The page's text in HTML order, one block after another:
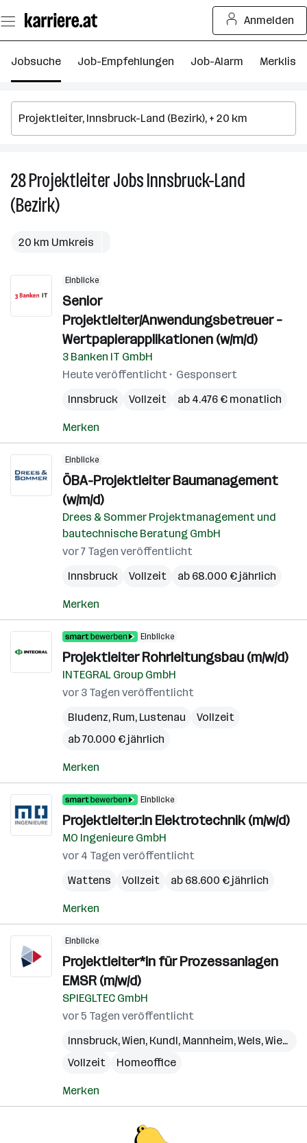
Seiteninhalt
springen
Anmelden
Jobsuche Job-Empfehlungen Job-Alarm Merkliste
28ProjektleiterJobsInnsbruck-Land
(Bezirk)
20 km Umkreis
Einblicke
Senior
Projektleiter/Anwendungsbetreuer –
Wertpapierapplikationen (w/m/d)
3 Banken IT GmbH
Heute veröffentlicht
Gesponsert
Innsbruck
Vollzeit ab 4.476 € monatlich
Merken
Einblicke
ÖBA-Projektleiter Baumanagement
(w/m/d)
Drees & Sommer Projektmanagement und
bautechnische Beratung GmbH
vor 7 Tagen veröffentlicht
Innsbruck
Vollzeit ab 68.000 € jährlich
Merken
Einblicke
Projektleiter Rohrleitungsbau (m/w/d)
INTEGRAL Group GmbH
vor 3 Tagen veröffentlicht
Bludenz, Rum, Lustenau
Vollzeit
ab 70.000 € jährlich
Merken
Einblicke
Projektleiter:in Elektrotechnik (m/w/d)
MO Ingenieure GmbH
vor 4 Tagen veröffentlicht
Wattens
Vollzeit ab 68.600 € jährlich
Merken
Einblicke
Projektleiter*in für Prozessanlagen
EMSR (m/w/d)
SPIEGLTEC GmbH
vor 5 Tagen veröffentlicht
Innsbruck,Wien, Kundl, Mannheim,Wels,Wiesbaden
Vollzeit
Homeoffice
Merken